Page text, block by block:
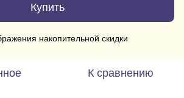
Купить
накопительной скидки
К сравнению